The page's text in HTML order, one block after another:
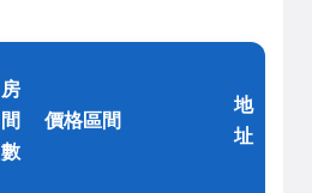
房
間
數
價格區間
地
址